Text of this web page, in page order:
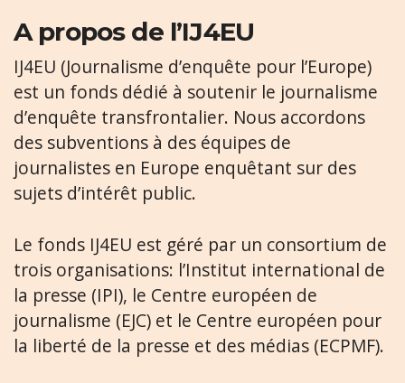
A propos de l’IJ4EU
IJ4EU (Journalisme d’enquête pour l’Europe)
est un fonds dédié à soutenir le journalisme
d’enquête transfrontalier. Nous accordons
des subventions à des équipes de
journalistes en Europe enquêtant sur des
sujets d’intérêt public.
Le fonds IJ4EU est géré par un consortium de
trois organisations: l’Institut international de
la presse (IPI), le Centre européen de
journalisme (EJC) et le Centre européen pour
la liberté de la presse et des médias (ECPMF).